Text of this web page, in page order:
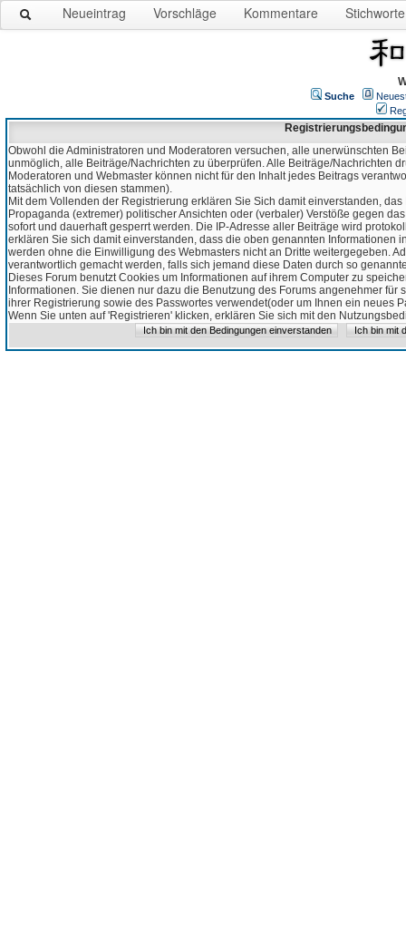
Neueintrag Vorschläge Kommentare Stichworte
Suche
Obwohl die Administratoren und Moderatoren versuchen, alle unerwünschten
unmöglich, alle Beiträge/Nachrichten zu überprüfen. Alle Beiträge/Nachrichten
Moderatoren und Webmaster können nicht für den Inhalt jedes Beitrags
tatsächlich von diesen stammen).
Mit dem Vollenden der Registrierung erklären Sie Sich damit einverstanden,
Propaganda (extremer) politischer Ansichten oder (verbaler) Verstöße gegen
sofort und dauerhaft gesperrt werden. Die IP-Adresse aller Beiträge wird
erklären Sie sich damit einverstanden, dass die oben genannten Informationen
werden ohne die Einwilligung des Webmasters nicht an Dritte weitergegeben.
verantwortlich gemacht werden, falls sich jemand diese Daten durch so
Dieses Forum benutzt Cookies um Informationen auf ihrem Computer zu
Informationen. Sie dienen nur dazu die Benutzung des Forums angenehmer
ihrer Registrierung sowie des Passwortes verwendet(oder um Ihnen ein neues
Wenn Sie unten auf 'Registrieren' klicken, erklären Sie sich mit den